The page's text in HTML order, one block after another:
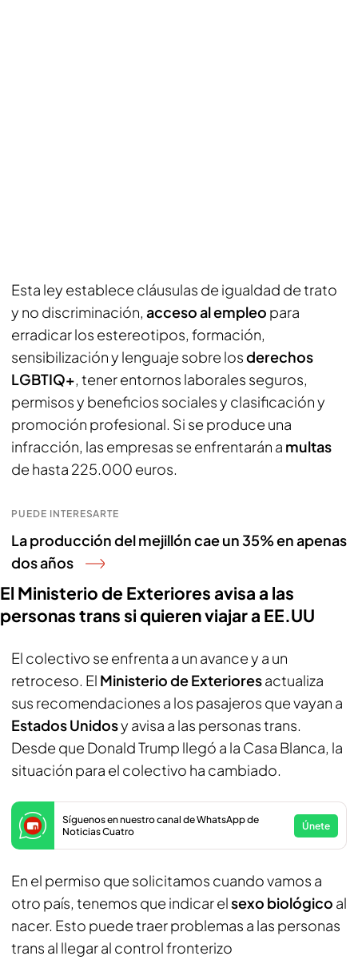
Esta ley establece cláusulas de igualdad de trato
y no discriminación, acceso al empleo para
erradicar los estereotipos, formación,
sensibilización y lenguaje sobre losderechos
LGBTIQ+, tener entornos laborales seguros,
permisos y beneficios sociales y clasificación y
promoción profesional. Si se produce una
infracción, las empresas se enfrentarán a multas
de hasta 225.000 euros.
PUEDE INTERESARTE
La producción del mejillón cae un 35% en apenas
dos años
El Ministerio de Exteriores avisa a las
personas trans si quieren viajar a EE.UU
El colectivo se enfrenta a un avance y a un
retroceso. El Ministerio de Exterioresactualiza
sus recomendaciones a los pasajeros que vayan a
Estados Unidosy avisa a las personas trans.
Desde que Donald Trump llegó a la Casa Blanca, la
situación para el colectivo ha cambiado.
Síguenos en nuestro canal de WhatsApp de
Noticias Cuatro
Únete
En el permiso que solicitamos cuando vamos a
otro país, tenemos que indicar elsexo biológico al
nacer. Esto puede traer problemas a las personas
trans al llegar al control fronterizo